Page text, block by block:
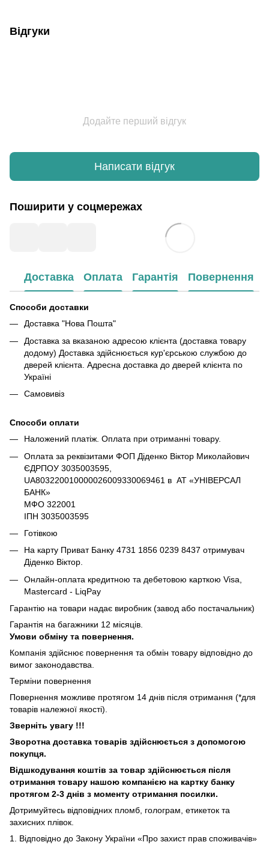
Відгуки
Додайте перший відгук
Написати відгук
Поширити у соцмережах
Доставка Оплата Гарантія Повернення
Способи доставки
Доставка "Нова Пошта"
Доставка за вказаною адресою клієнта (доставка товару
додому) Доставка здійснюється кур'єрською службою до
дверей клієнта. Адресна доставка до дверей клієнта по
Україні
Самовивіз
Способи оплати
Наложений платіж. Оплата при отриманні товару.
Оплата за реквізитами ФОП Діденко Віктор Миколайович
ЄДРПОУ 3035003595,
UA803220010000026009330069461 в АТ «УНІВЕРСАЛ
БАНК»
МФО 322001
ІПН 3035003595
Готівкою
На карту Приват Банку 4731 1856 0239 8437 отримувач
Діденко Віктор.
Онлайн-оплата кредитною та дебетовою карткою Visa,
Mastercard - LiqPay
Гарантію на товари надає виробник (завод або постачальник)
Гарантія на багажники 12 місяців.
Умови обміну та повернення.
Компанія здійснює повернення та обмін товару відповідно до
вимог законодавства.
Терміни повернення
Повернення можливе протягом 14 днів після отримання (*для
товарів належної якості).
Зверніть увагу !!!
Зворотна доставка товарів здійснюється з допомогою
покупця.
Відшкодування коштів за товар здійснюється після
отримання товару нашою компанією на картку банку
протягом 2-3 днів з моменту отримання посилки.
Дотримуйтесь відповідних пломб, голограм, етикеток та
захисних плівок.
1. Відповідно до Закону України «Про захист прав споживачів»